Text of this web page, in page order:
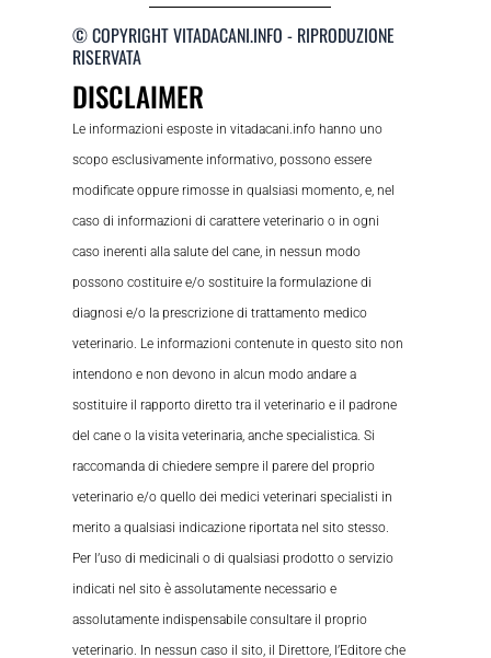
© COPYRIGHT VITADACANI.INFO - RIPRODUZIONE
RISERVATA
DISCLAIMER
Le informazioni esposte in vitadacani.info hanno uno
scopo esclusivamente informativo, possono essere
modificate oppure rimosse in qualsiasi momento, e, nel
caso di informazioni di carattere veterinario o in ogni
caso inerenti alla salute del cane, in nessun modo
possono costituire e/o sostituire la formulazione di
diagnosi e/o la prescrizione di trattamento medico
veterinario. Le informazioni contenute in questo sito non
intendono e non devono in alcun modo andare a
sostituire il rapporto diretto tra il veterinario e il padrone
del cane o la visita veterinaria, anche specialistica. Si
raccomanda di chiedere sempre il parere del proprio
veterinario e/o quello dei medici veterinari specialisti in
merito a qualsiasi indicazione riportata nel sito stesso.
Per l’uso di medicinali o di qualsiasi prodotto o servizio
indicati nel sito è assolutamente necessario e
assolutamente indispensabile consultare il proprio
veterinario. In nessun caso il sito, il Direttore, l’Editore che